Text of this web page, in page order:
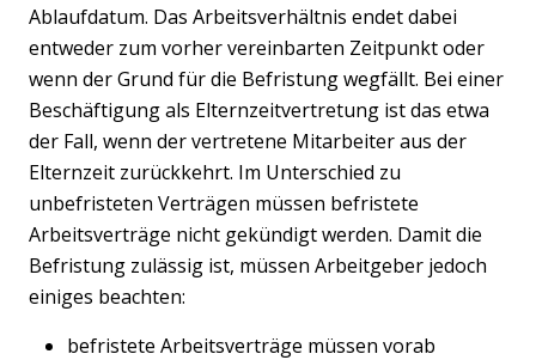
Ablaufdatum. Das Arbeitsverhältnis endet dabei
entweder zum vorher vereinbarten Zeitpunkt oder
wenn der Grund für die Befristung wegfällt. Bei einer
Beschäftigung als Elternzeitvertretung ist das etwa
der Fall, wenn der vertretene Mitarbeiter aus der
Elternzeit zurückkehrt. Im Unterschied zu
unbefristeten Verträgen müssen befristete
Arbeitsverträge nicht gekündigt werden. Damit die
Befristung zulässig ist, müssen Arbeitgeber jedoch
einiges beachten:
befristete Arbeitsverträge müssen vorab